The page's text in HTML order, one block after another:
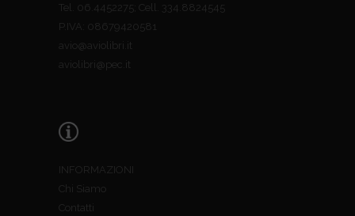
Tel. 06.4452275; Cell. 334.8824545
P.IVA: 08679420581
avio@aviolibri.it
aviolibri@pec.it
INFORMAZIONI
Chi Siamo
Contatti